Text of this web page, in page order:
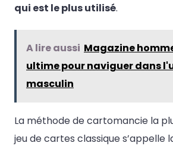
qui est le plus utilisé.
A lire aussi Magazine
ultime pour naviguer dans
masculin
La méthode de cartomancie la
jeu de cartes classique s’appelle